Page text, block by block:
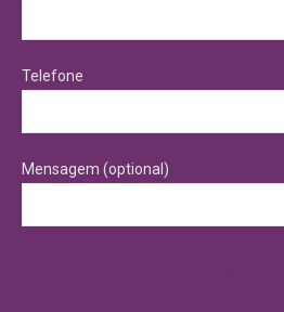
Telefone
Mensagem (optional)